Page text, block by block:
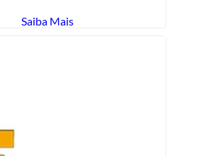
Saiba Mais